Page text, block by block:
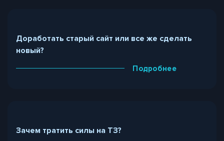
Доработать старый сайт или все же сделать
новый?
Подробнее
Зачем тратить силы на ТЗ?